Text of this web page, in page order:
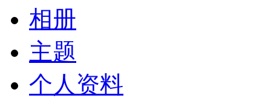
相册
主题
个人资料